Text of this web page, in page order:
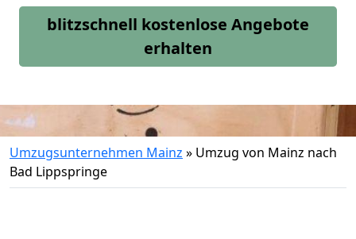
blitzschnell kostenlose Angebote
erhalten
Umzugsunternehmen Mainz » Umzug von Mainz nach
Bad Lippspringe